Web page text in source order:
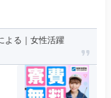
よる｜女性活躍